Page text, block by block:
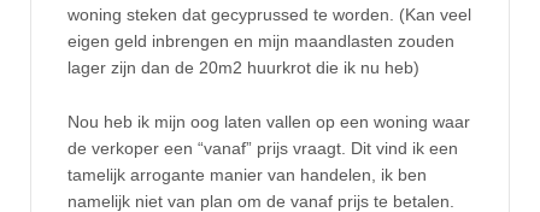
woning steken dat gecyprussed te worden. (Kan veel
eigen geld inbrengen en mijn maandlasten zouden
lager zijn dan de 20m2 huurkrot die ik nu heb)
Nou heb ik mijn oog laten vallen op een woning waar
de verkoper een “vanaf” prijs vraagt. Dit vind ik een
tamelijk arrogante manier van handelen, ik ben
namelijk niet van plan om de vanaf prijs te betalen.